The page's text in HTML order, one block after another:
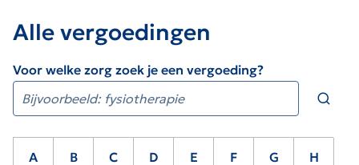
Alle vergoedingen
Voor welke zorg zoek je een vergoeding?
A B C D E F G H